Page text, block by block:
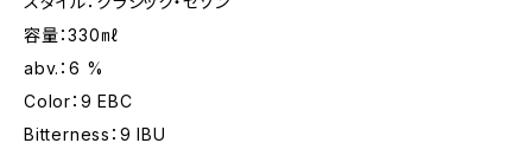
容量：330㎖
abv.：6 %
Color：9 EBC
Bitterness：9 IBU